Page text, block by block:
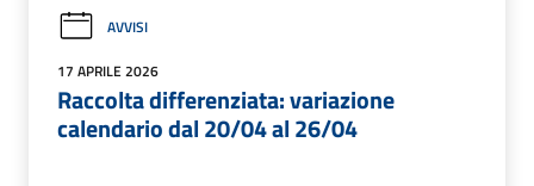
AVVISI
17 APRILE 2026
Raccolta differenziata: variazione
calendario dal 20/04 al 26/04